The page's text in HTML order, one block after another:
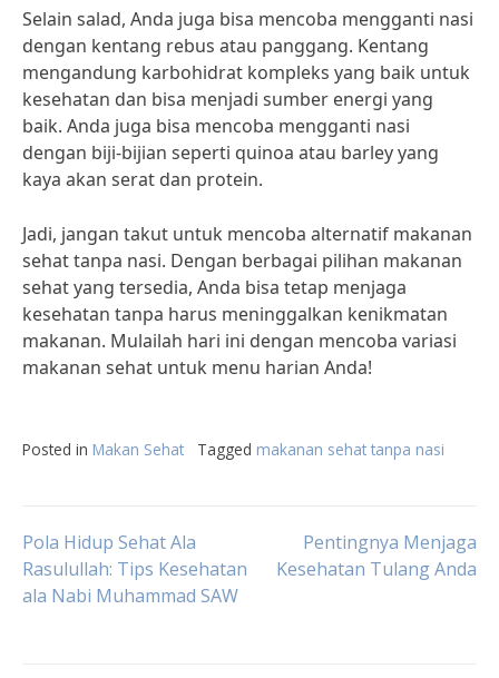
Selain salad, Anda juga bisa mencoba mengganti nasi
dengan kentang rebus atau panggang. Kentang
mengandung karbohidrat kompleks yang baik untuk
kesehatan dan bisa menjadi sumber energi yang
baik. Anda juga bisa mencoba mengganti nasi
dengan biji-bijian seperti quinoa atau barley yang
kaya akan serat dan protein.
Jadi, jangan takut untuk mencoba alternatif makanan
sehat tanpa nasi. Dengan berbagai pilihan makanan
sehat yang tersedia, Anda bisa tetap menjaga
kesehatan tanpa harus meninggalkan kenikmatan
makanan. Mulailah hari ini dengan mencoba variasi
makanan sehat untuk menu harian Anda!
Posted in Makan Sehat Tagged makanan sehat tanpa nasi
Post
navigation
Pola Hidup Sehat Ala
Rasulullah: Tips Kesehatan
ala Nabi Muhammad SAW
Pentingnya Menjaga
Kesehatan Tulang Anda